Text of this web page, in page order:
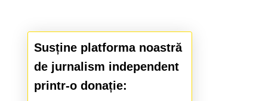
Susține platforma noastră
de jurnalism independent
printr-o donație: